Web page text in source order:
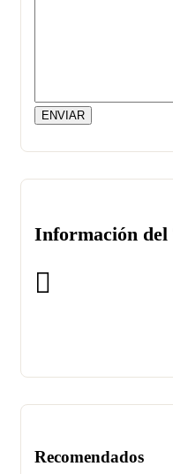
Información del
Recomendados